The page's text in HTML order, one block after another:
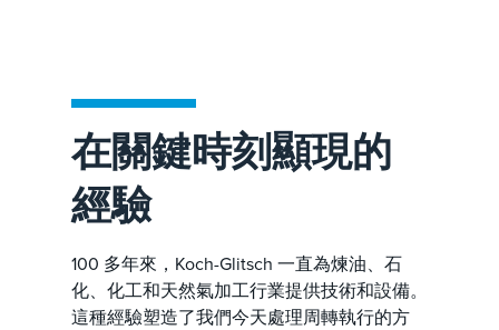
在關鍵時刻顯現的
經驗
100 多年來，Koch-Glitsch 一直為煉油、石
化、化工和天然氣加工行業提供技術和設備。
這種經驗塑造了我們今天處理周轉執行的方